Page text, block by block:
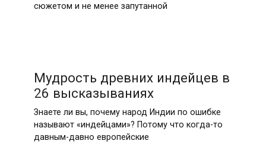
сюжетом и не менее запутанной
Мудрость древних индейцев в
26 высказываниях
Знаете ли вы, почему народ Индии по ошибке
называют «индейцами»? Потому что когда-то
давным-давно европейские